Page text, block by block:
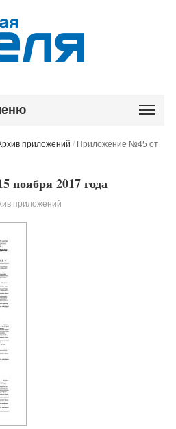
приложений / Приложение №45 от
ноября 2017 года
приложений